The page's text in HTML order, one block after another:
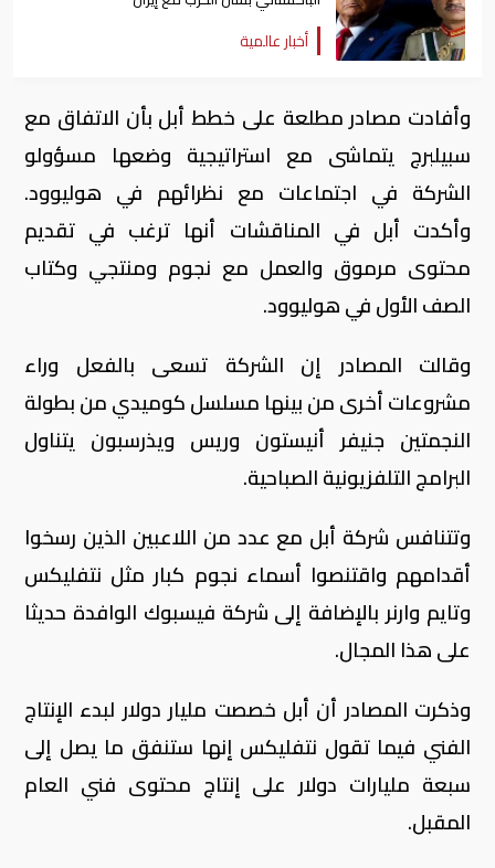
أخبار عالمية
وأفادت مصادر مطلعة على خطط أبل بأن الاتفاق مع
سبيلبرج يتماشى مع استراتيجية وضعها مسؤولو
الشركة في اجتماعات مع نظرائهم في هوليوود.
وأكدت أبل في المناقشات أنها ترغب في تقديم
محتوى مرموق والعمل مع نجوم ومنتجي وكتاب
الصف الأول في هوليوود.
وقالت المصادر إن الشركة تسعى بالفعل وراء
مشروعات أخرى من بينها مسلسل كوميدي من بطولة
النجمتين جنيفر أنيستون وريس ويذرسبون يتناول
البرامج التلفزيونية الصباحية.
وتتنافس شركة أبل مع عدد من اللاعبين الذين رسخوا
أقدامهم واقتنصوا أسماء نجوم كبار مثل نتفليكس
وتايم وارنر بالإضافة إلى شركة فيسبوك الوافدة حديثا
على هذا المجال.
وذكرت المصادر أن أبل خصصت مليار دولار لبدء الإنتاج
الفني فيما تقول نتفليكس إنها ستنفق ما يصل إلى
سبعة مليارات دولار على إنتاج محتوى فني العام
المقبل.